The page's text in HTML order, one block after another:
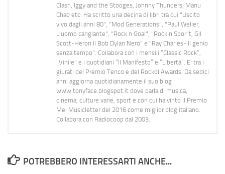
Clash, Iggy and the Stooges, Johnny Thunders, Manu
Chao etc. Ha scritto una decina di libri tra cui "Uscito
vivo dagli anni 80", "Mod Generations", "Paul Weller,
L’uomo cangiante", "Rock n Goal", "Rock n Spor"t, Gil
Scott-Heron Il Bob Dylan Nero" e "Ray Charles- Il genio
senza tempo". Collabora con i mensili “Classic Rock”,
"Vinile" e i quotidiani “Il Manifesto” e “Libertà”. E' tra i
giurati del Premio Tenco e del Rockol Awards. Da sedici
anni aggiorna quotidianamente il suo blog
www.tonyface.blogspot.it dove parla di musica,
cinema, culture varie, sport e con cui ha vinto il Premio
Mei Musicletter del 2016 come miglior blog italiano.
Collabora con Radiocoop dal 2003.
POTREBBERO INTERESSARTI ANCHE...